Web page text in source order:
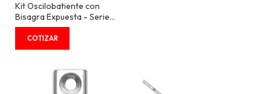
Kit Oscilobatiente con
Bisagra Expuesta - Serie
EVO